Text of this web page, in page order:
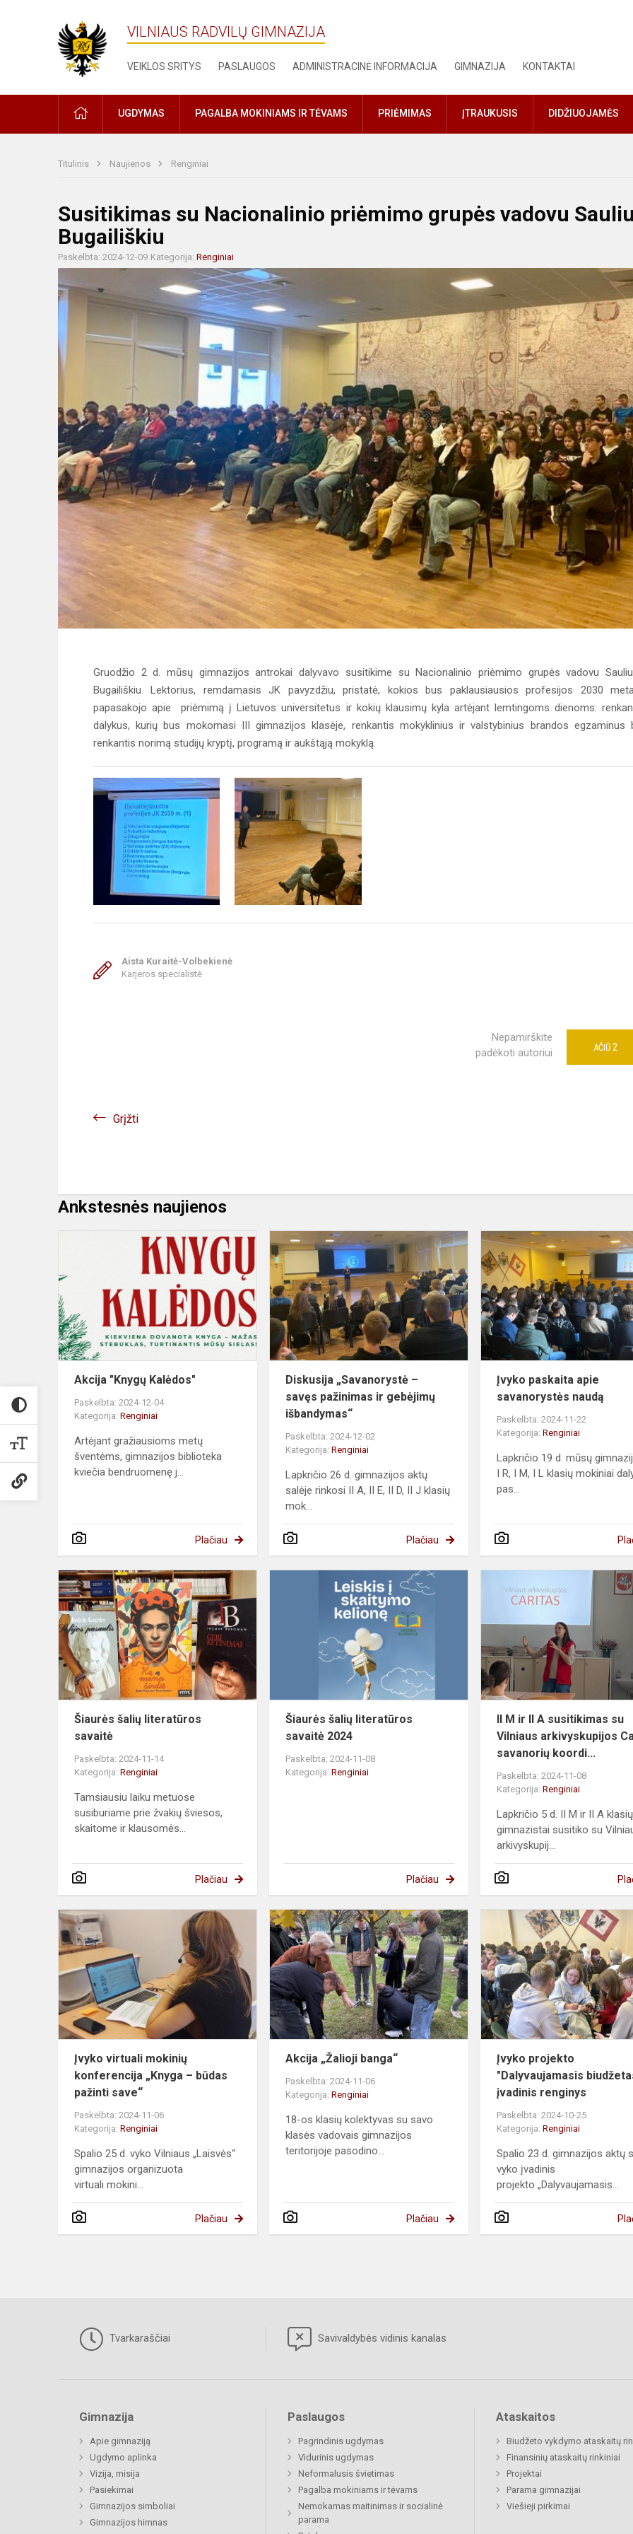
VILNIAUS RADVILŲ GIMNAZIJA
VEIKLOS SRITYS PASLAUGOS ADMINISTRACINĖ INFORMACIJA GIMNAZIJA KONTAKTAI
PRADŽIAUGDYMAS PAGALBA MOKINIAMS IR TĖVAMS PRIĖMIMAS ĮTRAUKUSIS DIDŽIUOJAMĖS
Titulinis Naujienos Renginiai
Susitikimas su Nacionalinio priėmimo grupės vadovu
Bugailiškiu
Paskelbta: 2024-12-09 Kategorija: Renginiai
Gruodžio 2 d. mūsų gimnazijos antrokai dalyvavo susitikime su Nacionalinio priėmimo grupės vadovu
Bugailiškiu. Lektorius, remdamasis JK pavyzdžiu, pristatė, kokios bus paklausiausios profesijos 2030
papasakojo apie priėmimą į Lietuvos universitetus ir kokių klausimų kyla artėjant lemtingoms dienoms:
dalykus, kurių bus mokomasi III gimnazijos klasėje, renkantis mokyklinius ir valstybinius brandos egzaminus
renkantis norimą studijų kryptį, programą ir aukštąją mokyklą.
Aista Kuraitė-Volbekienė
Karjeros specialistė
Nepamirškite
padėkoti autoriui
AČIŪ 2
Grįžti
Ankstesnės naujienos
"Knygų
Kalėdos"
Akcija "Knygų Kalėdos"
Paskelbta: 2024-12-04
Kategorija: Renginiai
Artėjant gražiausioms metų
šventėms, gimnazijos biblioteka
kviečia bendruomenę j...
Plačiau
Diskusija
„Savanorystė
–
savęs
pažinimas
ir
gebėjimų
išband...
Diskusija „Savanorystė –
savęs pažinimas ir gebėjimų
išbandymas“
Paskelbta: 2024-12-02
Kategorija:Renginiai
Lapkričio 26 d. gimnazijos aktų
salėje rinkosi II A, II E, II D, II J klasių
mok...
Plačiau
Įvyko paskaita apie
savanorystės naudą
Paskelbta: 2024-11-22
Kategorija:Renginiai
Lapkričio 19 d. mūsų
I R, I M, I L klasių mokiniai
pas...
šalių
Šiaurės šalių literatūros
savaitė
Paskelbta: 2024-11-14
Kategorija: Renginiai
Tamsiausiu laiku metuose
susiburiame prie žvakių šviesos,
skaitome ir klausomės...
Plačiau
savaitė
2024
Šiaurės šalių literatūros
savaitė 2024
Paskelbta: 2024-11-08
Kategorija:Renginiai
Plačiau
II M ir II A susitikimas su
Vilniaus arkivyskupijos
savanorių koordi...
Paskelbta: 2024-11-08
Kategorija:Renginiai
Lapkričio 5 d. II M ir II A klasių
gimnazistai susitiko su
arkivyskupij...
Įvyko
virtuali mokinių
konferencija
„Knyga
būdas
pažinti...
Įvyko virtuali mokinių
konferencija „Knyga – būdas
pažinti save“
Paskelbta: 2024-11-06
Kategorija: Renginiai
Spalio 25 d. vyko Vilniaus „Laisvės“
gimnazijos organizuota
virtuali mokini...
Plačiau
Akcija „Žalioji
banga“
Akcija „Žalioji banga“
Paskelbta: 2024-11-06
Kategorija:Renginiai
18-os klasių kolektyvas su savo
klasės vadovais gimnazijos
teritorijoje pasodino...
Plačiau
Įvyko projekto
"Dalyvaujamasis
įvadinis renginys
Paskelbta: 2024-10-25
Kategorija:Renginiai
Spalio 23 d. gimnazijos aktų
vyko įvadinis
projekto „Dalyvaujamasis...
Tvarkaraščiai Savivaldybės vidinis kanalas
Gimnazija
Apie gimnaziją
Ugdymo aplinka
Vizija, misija
Pasiekimai
Gimnazijos simboliai
Gimnazijos himnas
Paslaugos
Pagrindinis ugdymas
Vidurinis ugdymas
Neformalusis švietimas
Pagalba mokiniams ir tėvams
Nemokamas maitinimas ir socialinė
parama
Ataskaitos
Biudžeto vykdymo ataskaitų
Finansinių ataskaitų rinkiniai
Projektai
Parama gimnazijai
Viešieji pirkimai